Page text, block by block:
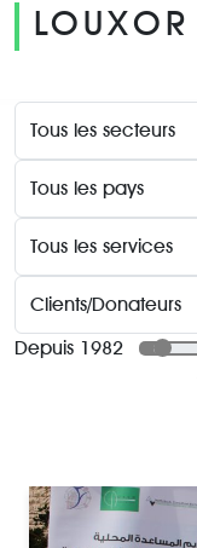
LOUXOR
Depuis 1982